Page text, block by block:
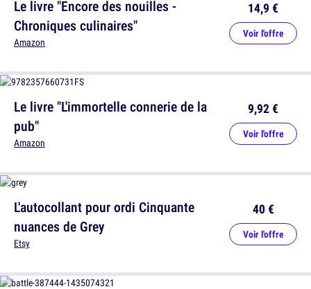
Le livre "L'immortelle connerie de la
pub"
Amazon
9,92 €
Voir l'offre
Le livre "Encore des nouilles -
Chroniques culinaires"
Amazon
14,9 €
Voir l'offre
L'autocollant pour ordi Cinquante
nuances de Grey
Etsy
40 €
Voir l'offre